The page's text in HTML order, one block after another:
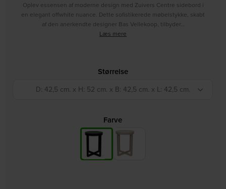
Oplev essensen af moderne design med Zuivers Centre sidebord i
en elegant offwhite nuance. Dette sofistikerede møbelstykke, skabt
af den anerkendte designer Bas Vellekoop, tilbyder…
Læs mere
Størrelse
D: 42,5 cm. x H: 52 cm. x B: 42,5 cm. x L: 42,5 cm.
Farve